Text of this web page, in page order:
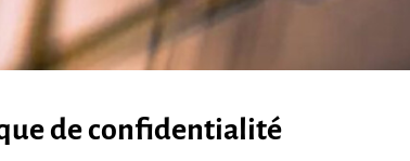
de confidentialité